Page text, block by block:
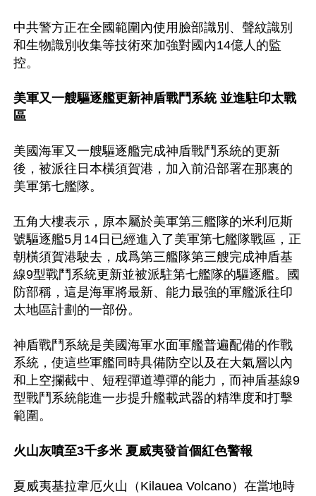
中共警方正在全國範圍內使用臉部識別、聲紋識別
和生物識別收集等技術來加強對國內14億人的監
控。
美軍又一艘驅逐艦更新神盾戰鬥系統 並進駐印太戰
區
美國海軍又一艘驅逐艦完成神盾戰鬥系統的更新
後，被派往日本橫須賀港，加入前沿部署在那裏的
美軍第七艦隊。
五角大樓表示，原本屬於美軍第三艦隊的米利厄斯
號驅逐艦5月14日已經進入了美軍第七艦隊戰區，正
朝橫須賀港駛去，成爲第三艦隊第三艘完成神盾基
線9型戰鬥系統更新並被派駐第七艦隊的驅逐艦。國
防部稱，這是海軍將最新、能力最強的軍艦派往印
太地區計劃的一部份。
神盾戰鬥系統是美國海軍水面軍艦普遍配備的作戰
系統，使這些軍艦同時具備防空以及在大氣層以內
和上空攔截中、短程彈道導彈的能力，而神盾基線9
型戰鬥系統能進一步提升艦載武器的精準度和打擊
範圍。
火山灰噴至3千多米 夏威夷發首個紅色警報
夏威夷基拉韋厄火山（Kilauea Volcano）在當地時